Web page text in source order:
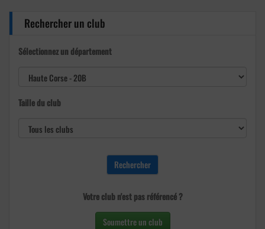
Rechercher un club
Sélectionnez un département
Taille du club
Votre club n'est pas référencé ?
Soumettre un club